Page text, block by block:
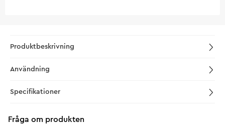
Produktbeskrivning
Användning
Specifikationer
Fråga om produkten